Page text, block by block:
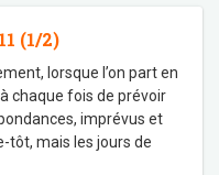
(1/2)
lorsque l’on part en
chaque fois de prévoir
imprévus et
tôt, mais les jours de